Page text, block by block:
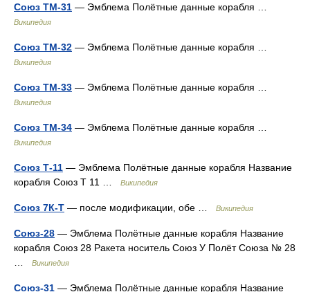
Союз ТМ-31 — Эмблема Полётные данные корабля …
Википедия
Союз ТМ-32 — Эмблема Полётные данные корабля …
Википедия
Союз ТМ-33 — Эмблема Полётные данные корабля …
Википедия
Союз ТМ-34 — Эмблема Полётные данные корабля …
Википедия
Союз Т-11 — Эмблема Полётные данные корабля Название
корабля Союз Т 11 …
Википедия
Союз 7К-Т — после модификации, обе … Википедия
Союз-28 — Эмблема Полётные данные корабля Название
корабля Союз 28 Ракета носитель Союз У Полёт Союза № 28
Википедия
Союз-31 — Эмблема Полётные данные корабля Название